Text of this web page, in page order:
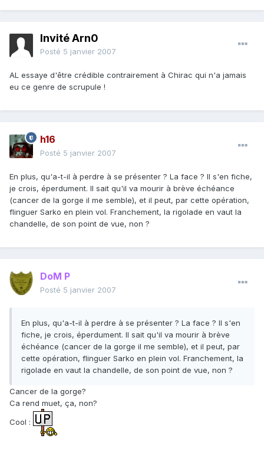
Invité Arn0
Posté 5 janvier 2007
AL essaye d'être crédible contrairement à Chirac qui n'a jamais
eu ce genre de scrupule !
h16
Posté 5 janvier 2007
En plus, qu'a-t-il à perdre à se présenter ? La face ? Il s'en fiche,
je crois, éperdument. Il sait qu'il va mourir à brève échéance
(cancer de la gorge il me semble), et il peut, par cette opération,
flinguer Sarko en plein vol. Franchement, la rigolade en vaut la
chandelle, de son point de vue, non ?
DoM P
Posté 5 janvier 2007
En plus, qu'a-t-il à perdre à se présenter ? La face ? Il s'en
fiche, je crois, éperdument. Il sait qu'il va mourir à brève
échéance (cancer de la gorge il me semble), et il peut, par
cette opération, flinguer Sarko en plein vol. Franchement, la
rigolade en vaut la chandelle, de son point de vue, non ?
Cancer de la gorge?
Ca rend muet, ça, non?
Cool :